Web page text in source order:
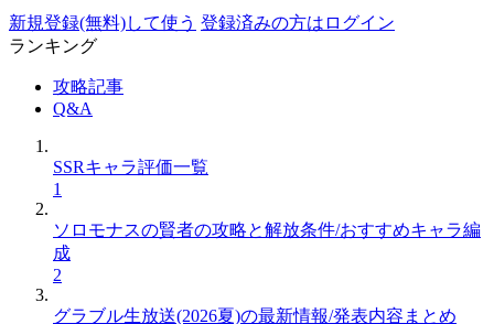
新規登録(無料)して使う 登録済みの方はログイン
ランキング
攻略記事
Q&A
SSRキャラ評価一覧
1
ソロモナスの賢者の攻略と解放条件/おすすめキャラ編
成
2
グラブル生放送(2026夏)の最新情報/発表内容まとめ